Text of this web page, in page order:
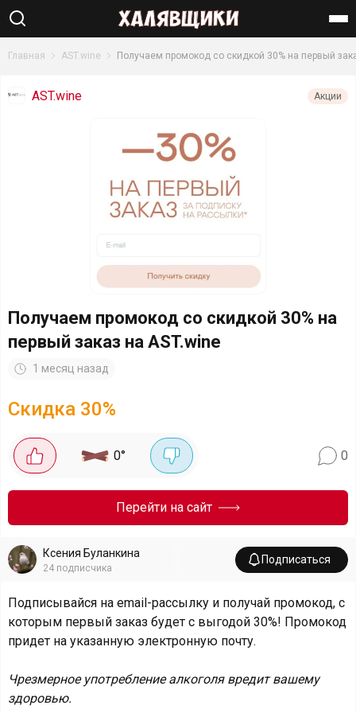
Найти
Главная AST.wine Получаем промокод со скидкой 30% на первый
AST.wine Акции
Получаем промокод со скидкой 30% на
первый заказ на AST.wine
1 месяц назад
Скидка 30%
0° 0
Перейти на сайт
Ксения Буланкина
24 подписчика
Подписаться
Подписывайся на email-рассылку и получай промокод, с
которым первый заказ будет с выгодой 30%! Промокод
придет на указанную электронную почту.
Чрезмерное употребление алкоголя вредит вашему
здоровью.